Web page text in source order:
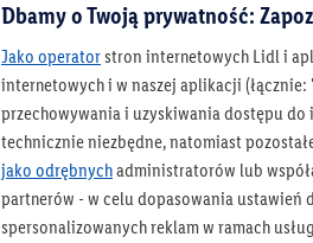
Dbamy o Twoją prywatność:
Jako operatorstron internetowych Lidl i
internetowych i w naszej aplikacji
przechowywania i uzyskiwania dostępu
technicznie niezbędne, natomiast
jako odrębnychadministratorów lub
partnerów - w celu dopasowania
spersonalizowanych reklam w ramach